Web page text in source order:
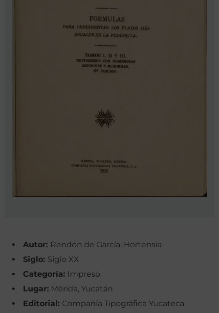
Autor: Rendón de García, Hortensia
Siglo: Siglo XX
Categoría: Impreso
Lugar: Mérida, Yucatán
Editorial: Compañía Tipográfica Yucateca